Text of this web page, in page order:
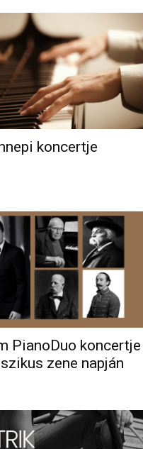
koncertje
PianoDuo koncertje
zene napján